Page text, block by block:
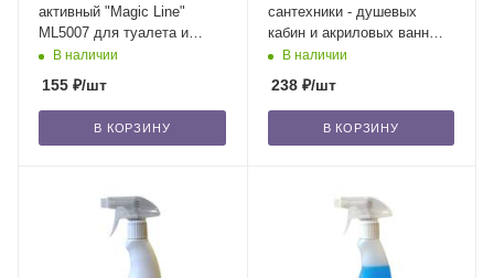
активный "Magic Line"
ML5007 для туалета и
керамики, 650 мл /12
В наличии
155 ₽/шт
В КОРЗИНУ
сантехники - душевых
кабин и акриловых ванн
Bath Uni готовый раствор
В наличии
238₽/шт
В КОРЗИНУ